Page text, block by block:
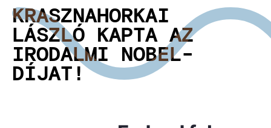
KRASZNAHORKAI
LÁSZLÓ KAPTA AZ
IRODALMI NOBEL-
DÍJAT!